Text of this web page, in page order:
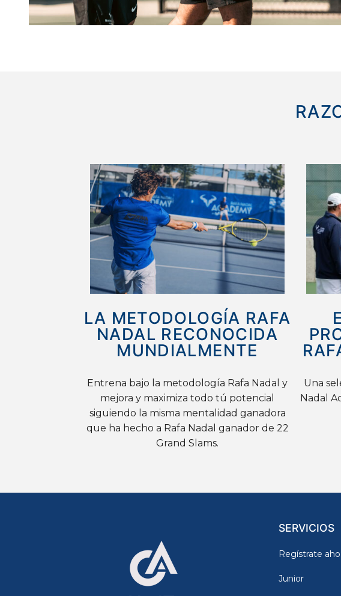
LA METODOLOGÍA RAFA
NADAL RECONOCIDA
MUNDIALMENTE
Entrena bajo la metodología Rafa Nadal y
mejora y maximiza todo tú potencial
siguiendo la misma mentalidad ganadora
que ha hecho a Rafa Nadal ganador de 22
Grand Slams.
Una
Nadal
SERVICIOS
Regístrate
Junior